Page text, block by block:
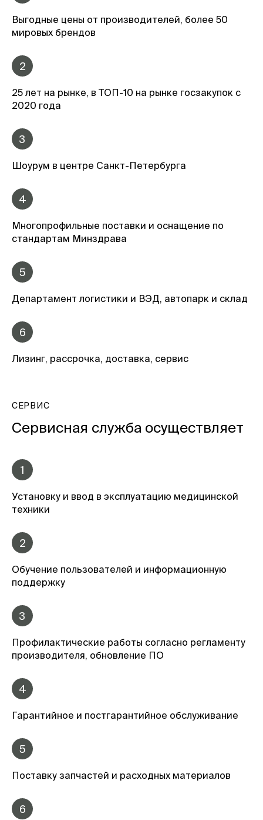
Выгодные цены от производителей, более 50
мировых брендов
2
25 лет на рынке, в ТОП-10 на рынке госзакупок с
2020 года
3
Шоурум в центре Санкт-Петербурга
4
Многопрофильные поставки и оснащение по
стандартам Минздрава
5
Департамент логистики и ВЭД, автопарк и склад
6
Лизинг, рассрочка, доставка, сервис
СЕРВИС
Сервисная служба осуществляет
1
Установку и ввод в эксплуатацию медицинской
техники
2
Обучение пользователей и информационную
поддержку
3
Профилактические работы согласно регламенту
производителя, обновление ПО
4
Гарантийное и постгарантийное обслуживание
5
Поставку запчастей и расходных материалов
6